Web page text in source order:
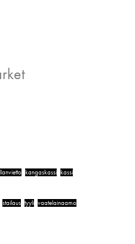
kangaskassi kassi
stailaus tyyli vaatelainaamo